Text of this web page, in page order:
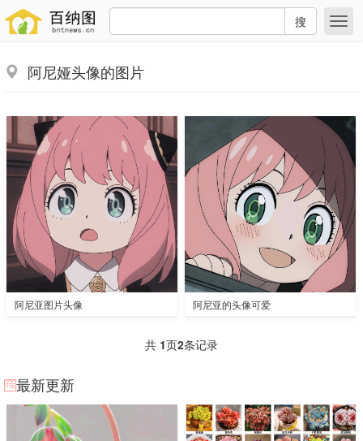
搜
阿尼娅头像的图片
阿尼亚图片头像 阿尼亚的头像可爱
共 1页2条记录
最新更新